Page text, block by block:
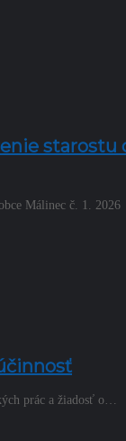
starostu
Málinec č. 1. 2026
prác a žiadosť o…